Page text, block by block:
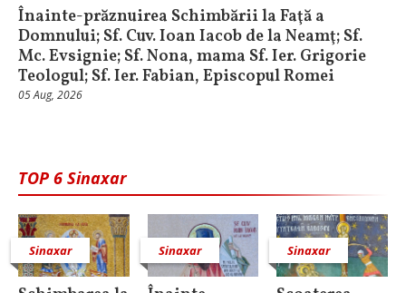
Înainte-prăznuirea Schimbării la Faţă a
Domnului; Sf. Cuv. Ioan Iacob de la Neamţ; Sf.
Mc. Evsignie; Sf. Nona, mama Sf. Ier. Grigorie
Teologul; Sf. Ier. Fabian, Episcopul Romei
05 Aug, 2026
TOP 6 Sinaxar
Sinaxar Sinaxar Sinaxar